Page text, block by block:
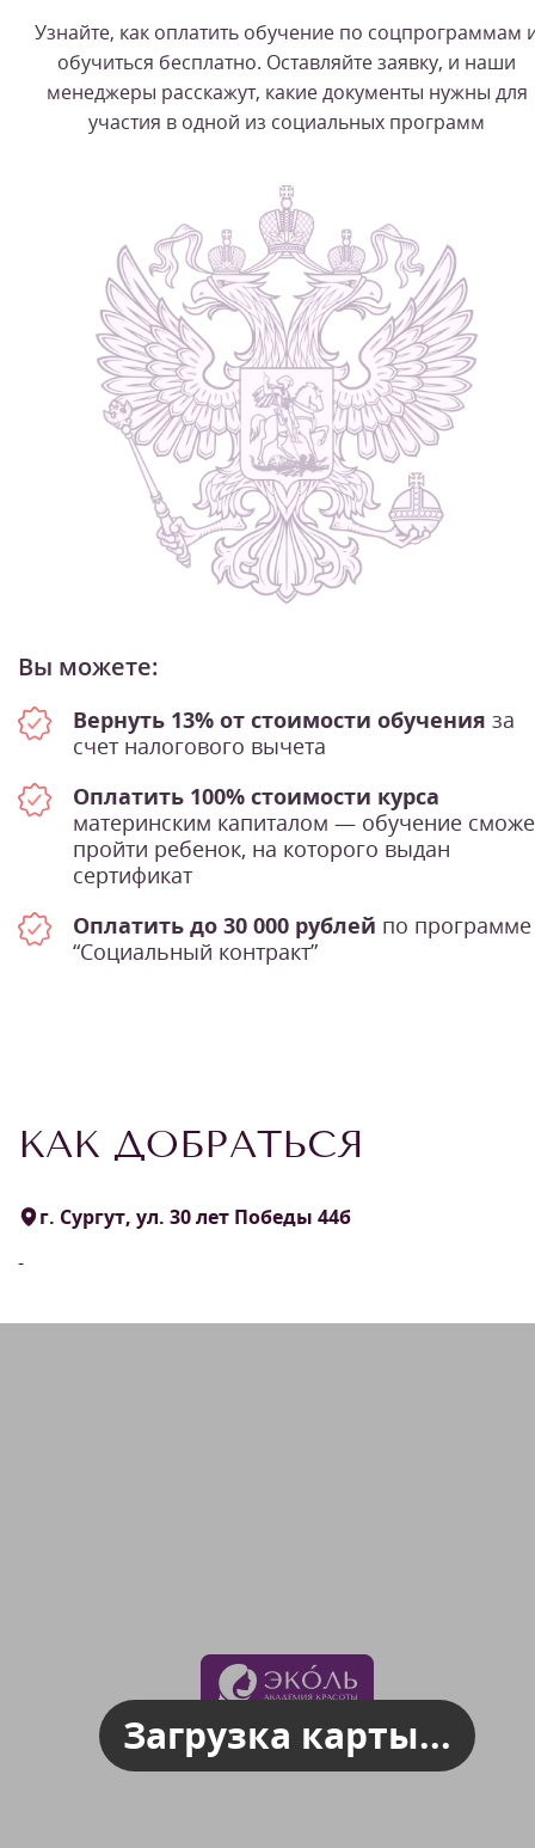
Узнайте, как оплатить обучение по соцпрограммам
обучиться бесплатно. Оставляйте заявку, и наши
менеджеры расскажут, какие документы нужны для
участия в одной из социальных программ
Вы можете:
Вернуть 13% от стоимости обучения за
счет налогового вычета
Оплатить 100% стоимости курса
материнским капиталом — обучение
пройти ребенок, на которого выдан
сертификат
Оплатить до 30 000 рублей по программе
“Социальный контракт”
КАК ДОБРАТЬСЯ
г. Сургут, ул. 30 лет Победы 44б
-
Загрузка карты...